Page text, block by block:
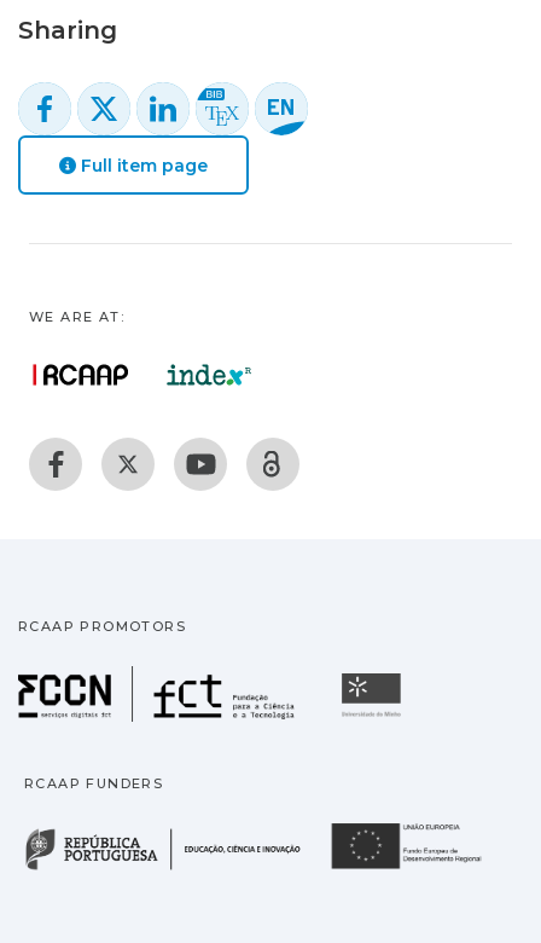
Sharing
Full item page
WE ARE AT:
RCAAP PROMOTORS
Fundação para a
RCAAP FUNDERS
República Portuguesa